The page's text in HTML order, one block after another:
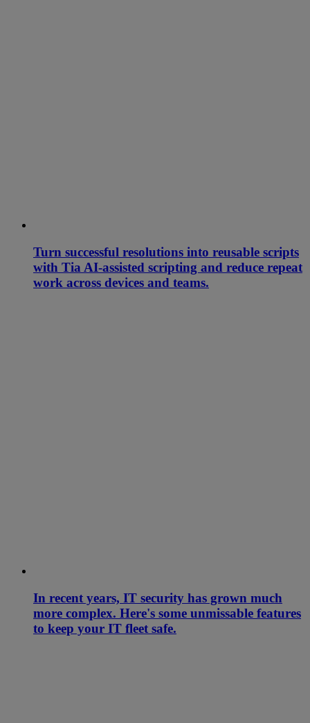
Turn successful resolutions into reusable scripts
with Tia AI-assisted scripting and reduce repeat
work across devices and teams.
In recent years, IT security has grown much
more complex. Here's some unmissable features
to keep your IT fleet safe.